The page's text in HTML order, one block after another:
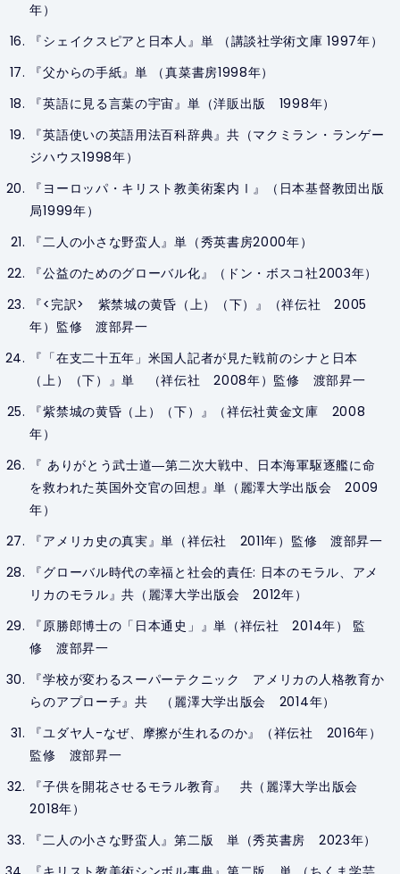
年）
『シェイクスピアと日本人』単 （講談社学術文庫 1997年）
『父からの手紙』単 （真菜書房1998年）
『英語に見る言葉の宇宙』単（洋販出版 1998年）
『英語使いの英語用法百科辞典』共（マクミラン・ランゲー
ジハウス1998年）
『ヨーロッパ・キリスト教美術案内Ⅰ』（日本基督教団出版
局1999年）
『二人の小さな野蛮人』単（秀英書房2000年）
『公益のためのグローバル化』（ドン・ボスコ社2003年）
『<完訳> 紫禁城の黄昏（上）（下）』（祥伝社 2005
年）監修 渡部昇一
『「在支二十五年」米国人記者が見た戦前のシナと日本
（上）（下）』単 （祥伝社 2008年）監修 渡部昇一
『紫禁城の黄昏（上）（下）』（祥伝社黄金文庫 2008
年）
『 ありがとう武士道―第二次大戦中、日本海軍駆逐艦に命
を救われた英国外交官の回想』単（麗澤大学出版会 2009
年）
『アメリカ史の真実』単（祥伝社 2011年）監修 渡部昇一
『グローバル時代の幸福と社会的責任: 日本のモラル、アメ
リカのモラル』共（麗澤大学出版会 2012年）
『原勝郎博士の「日本通史」』単（祥伝社 2014年） 監
修 渡部昇一
『学校が変わるスーパーテクニック アメリカの人格教育か
らのアプローチ』共 （麗澤大学出版会 2014年）
『ユダヤ人-なぜ、摩擦が生れるのか』（祥伝社 2016年）
監修 渡部昇一
『子供を開花させるモラル教育』 共（麗澤大学出版会
2018年）
『二人の小さな野蛮人』第二版 単（秀英書房 2023年）